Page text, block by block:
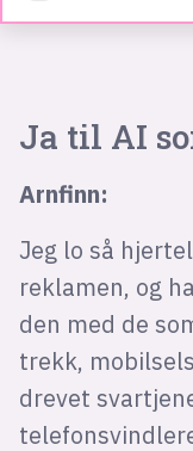
Ja til AI
Arnfinn:
Jeg lo så
reklamen, og
den med de
trekk,
drevet